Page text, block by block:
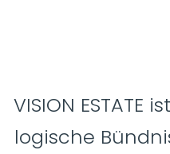
VISION ESTATE
logische